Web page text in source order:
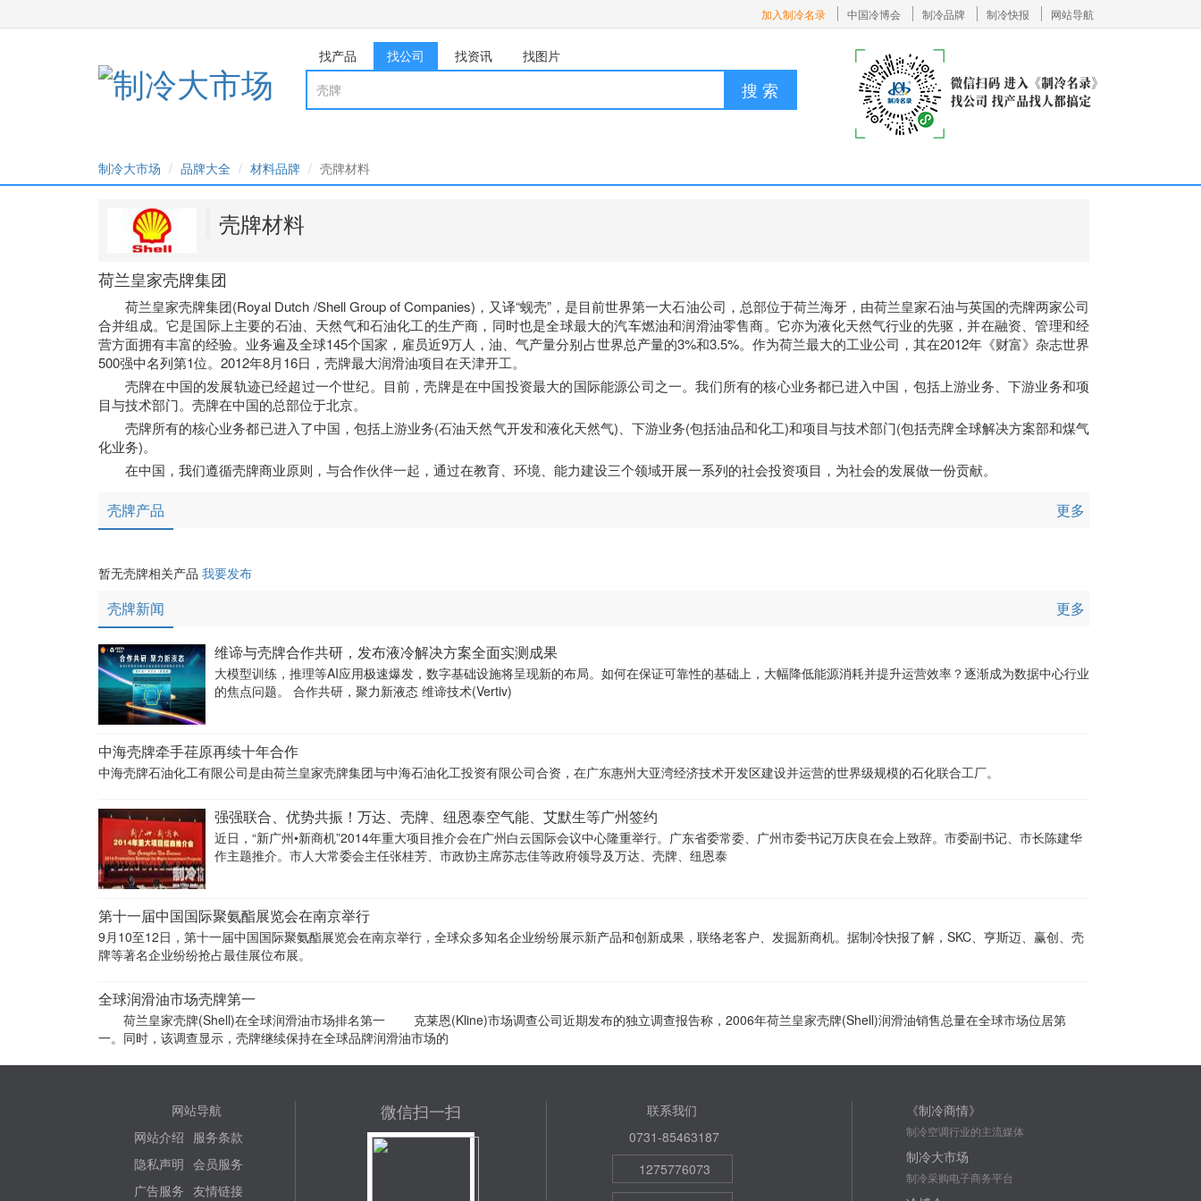
加入制冷名录 中国冷博会 制冷品牌 制冷快报 网站导航
找产品 找公司 找资讯 找图片
搜 索
制冷大市场 品牌大全 材料品牌 壳牌材料
壳牌材料
荷兰皇家壳牌集团
荷兰皇家壳牌集团(Royal Dutch /Shell Group of Companies)，又译“蚬壳”，是目前世界第一大石油公司，总部位于荷兰海牙，由荷兰皇家石油与英国的壳牌两家公司
合并组成。它是国际上主要的石油、天然气和石油化工的生产商，同时也是全球最大的汽车燃油和润滑油零售商。它亦为液化天然气行业的先驱，并在融资、管理和经
营方面拥有丰富的经验。业务遍及全球145个国家，雇员近9万人，油、气产量分别占世界总产量的3%和3.5%。作为荷兰最大的工业公司，其在2012年《财富》杂志世界
500强中名列第1位。2012年8月16日，壳牌最大润滑油项目在天津开工。
壳牌在中国的发展轨迹已经超过一个世纪。目前，壳牌是在中国投资最大的国际能源公司之一。我们所有的核心业务都已进入中国，包括上游业务、下游业务和项
目与技术部门。壳牌在中国的总部位于北京。
壳牌所有的核心业务都已进入了中国，包括上游业务(石油天然气开发和液化天然气)、下游业务(包括油品和化工)和项目与技术部门(包括壳牌全球解决方案部和煤气
化业务)。
在中国，我们遵循壳牌商业原则，与合作伙伴一起，通过在教育、环境、能力建设三个领域开展一系列的社会投资项目，为社会的发展做一份贡献。
壳牌产品 更多
暂无壳牌相关产品 我要发布
壳牌新闻 更多
维谛与壳牌合作共研，发布液冷解决方案全面实测成果
大模型训练，推理等AI应用极速爆发，数字基础设施将呈现新的布局。如何在保证可靠性的基础上，大幅降低能源消耗并提升运营效率？逐渐成为数据中心行业
的焦点问题。 合作共研，聚力新液态 维谛技术(Vertiv)
中海壳牌牵手荏原再续十年合作
中海壳牌石油化工有限公司是由荷兰皇家壳牌集团与中海石油化工投资有限公司合资，在广东惠州大亚湾经济技术开发区建设并运营的世界级规模的石化联合工厂。
强强联合、优势共振！万达、壳牌、纽恩泰空气能、艾默生等广州签约
近日，“新广州•新商机”2014年重大项目推介会在广州白云国际会议中心隆重举行。广东省委常委、广州市委书记万庆良在会上致辞。市委副书记、市长陈建华
作主题推介。市人大常委会主任张桂芳、市政协主席苏志佳等政府领导及万达、壳牌、纽恩泰
第十一届中国国际聚氨酯展览会在南京举行
9月10至12日，第十一届中国国际聚氨酯展览会在南京举行，全球众多知名企业纷纷展示新产品和创新成果，联络老客户、发掘新商机。据制冷快报了解，SKC、亨斯迈、赢创、壳
牌等著名企业纷纷抢占最佳展位布展。
全球润滑油市场壳牌第一
荷兰皇家壳牌(Shell)在全球润滑油市场排名第一 克莱恩(Kline)市场调查公司近期发布的独立调查报告称，2006年荷兰皇家壳牌(Shell)润滑油销售总量在全球市场位居第
一。同时，该调查显示，壳牌继续保持在全球品牌润滑油市场的
网站导航
网站介绍 服务条款
隐私声明 会员服务
广告服务 友情链接
微信扫一扫
联系我们
0731-85463187
1275776073
《制冷商情》
制冷空调行业的主流媒体
制冷大市场
制冷采购电子商务平台